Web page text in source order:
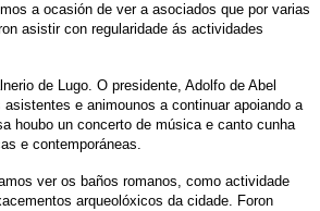
a ocasión de ver a asociados que por varias
asistir con regularidade ás actividades
de Lugo. O presidente, Adolfo de Abel
e animounos a continuar apoiando a
houbo un concerto de música e canto cunha
e contemporáneas.
ver os baños romanos, como actividade
arqueolóxicos da cidade. Foron